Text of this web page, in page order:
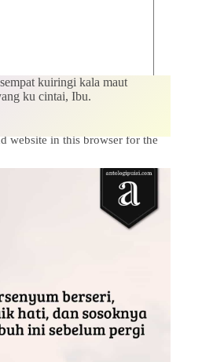
website in this browser for the
kuiringi kala maut
ku cintai, Ibu.